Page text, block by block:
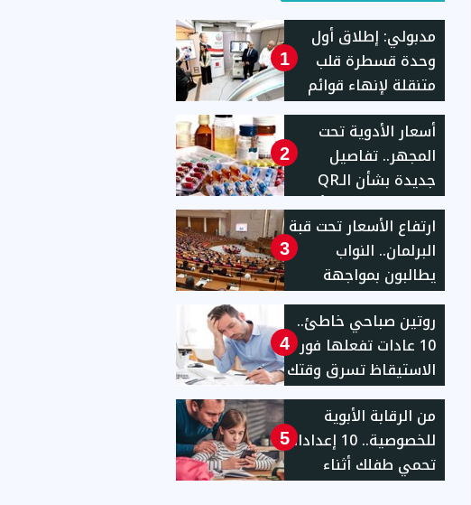
1
مدبولي: إطلاق أول
وحدة قسطرة قلب
متنقلة لإنهاء قوائم
الانتظار
2
أسعار الأدوية تحت
المجهر.. تفاصيل
جديدة بشأن الـQR
Code ورسالة طمأنة
للمواطنين
3
ارتفاع الأسعار تحت قبة
البرلمان.. النواب
يطالبون بمواجهة
حاسمة للمحتكرين
والتجار المخالفين
4
روتين صباحي خاطئ..
10 عادات تفعلها فور
الاستيقاظ تسرق وقتك
وتقلل نشاطك
5
من الرقابة الأبوية
للخصوصية.. 10 إعدادات
تحمي طفلك أثناء
استخدام الهاتف